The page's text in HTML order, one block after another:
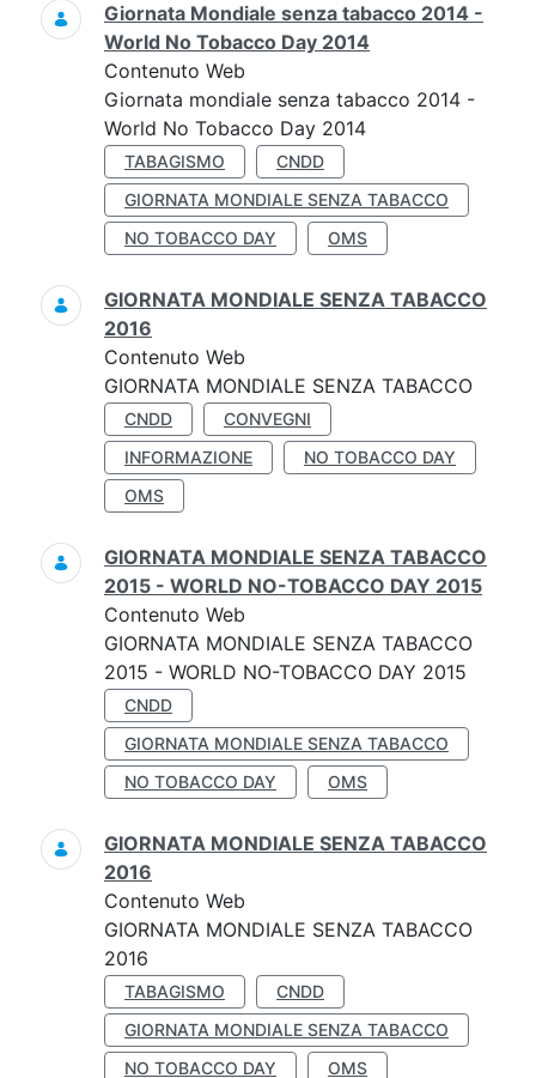
Giornata Mondiale senza tabacco 2014 -
World No Tobacco Day 2014
Contenuto Web
Giornata mondiale senza tabacco 2014 -
World No Tobacco Day 2014
TABAGISMO
CNDD
GIORNATA MONDIALE SENZA TABACCO
NO TOBACCO DAY
OMS
GIORNATA MONDIALE SENZA TABACCO
2016
Contenuto Web
GIORNATA MONDIALE SENZA TABACCO
CNDD
CONVEGNI
INFORMAZIONE
NO TOBACCO DAY
OMS
GIORNATA MONDIALE SENZA TABACCO
2015 - WORLD NO-TOBACCO DAY 2015
Contenuto Web
GIORNATA MONDIALE SENZA TABACCO
2015 - WORLD NO-TOBACCO DAY 2015
CNDD
GIORNATA MONDIALE SENZA TABACCO
NO TOBACCO DAY
OMS
GIORNATA MONDIALE SENZA TABACCO
2016
Contenuto Web
GIORNATA MONDIALE SENZA TABACCO
2016
TABAGISMO
CNDD
GIORNATA MONDIALE SENZA TABACCO
NO TOBACCO DAY
OMS